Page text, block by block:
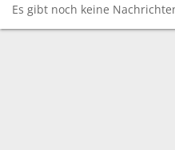
Es gibt noch keine